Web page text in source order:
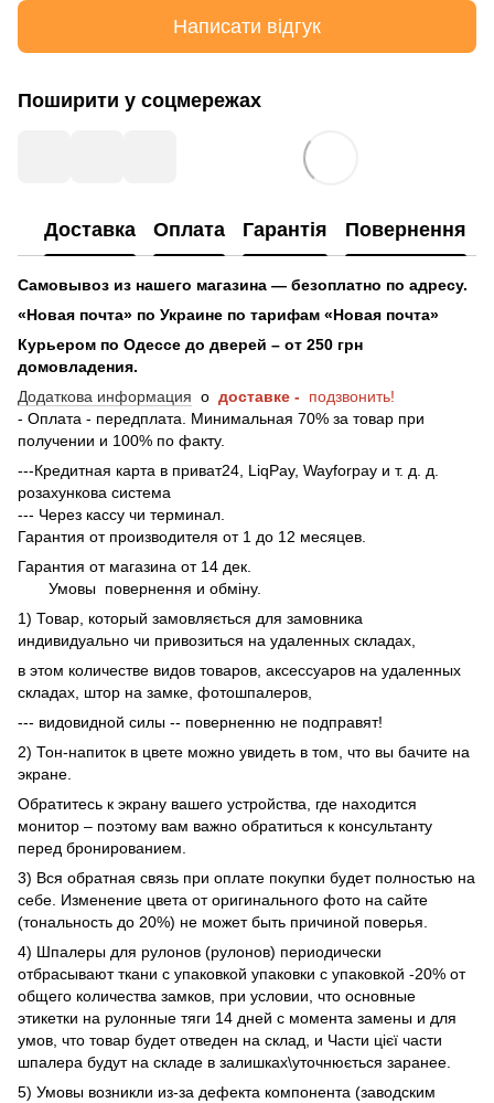
Написати відгук
Поширити у соцмережах
Доставка Оплата Гарантія Повернення
Самовывоз из нашего магазина — безоплатно по адресу.
«Новая почта» по Украине по тарифам «Новая почта»
Курьером по Одессе до дверей – от 250 грн
домовладения.
Додаткова информация о доставке - подзвонить!
- Оплата - передплата. Минимальная 70% за товар при
получении и 100% по факту.
---Кредитная карта в приват24, LiqPay, Wayforpay и т. д. д.
розахункова система
--- Через кассу чи терминал.
Гарантия от производителя от 1 до 12 месяцев.
Гарантия от магазина от 14 дек.
Умовы повернення и обміну.
1) Товар, который замовляється для замовника
индивидуально чи привозиться на удаленных складах,
в этом количестве видов товаров, аксессуаров на удаленных
складах, штор на замке, фотошпалеров,
--- видовидной силы -- поверненню не подправят!
2) Тон-напиток в цвете можно увидеть в том, что вы бачите на
экране.
Обратитесь к экрану вашего устройства, где находится
монитор – поэтому вам важно обратиться к консультанту
перед бронированием.
3) Вся обратная связь при оплате покупки будет полностью на
себе. Изменение цвета от оригинального фото на сайте
(тональность до 20%) не может быть причиной поверья.
4) Шпалеры для рулонов (рулонов) периодически
отбрасывают ткани с упаковкой упаковки с упаковкой -20% от
общего количества замков, при условии, что основные
этикетки на рулонные тяги 14 дней с момента замены и для
умов, что товар будет отведен на склад, и Части цієї части
шпалера будут на складе в залишках\уточнюється заранее.
5) Умовы возникли из-за дефекта компонента (заводским